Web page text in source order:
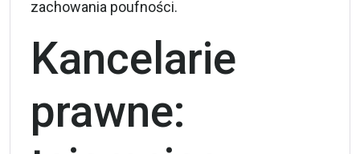
zachowania poufności.
Kancelarie
prawne: